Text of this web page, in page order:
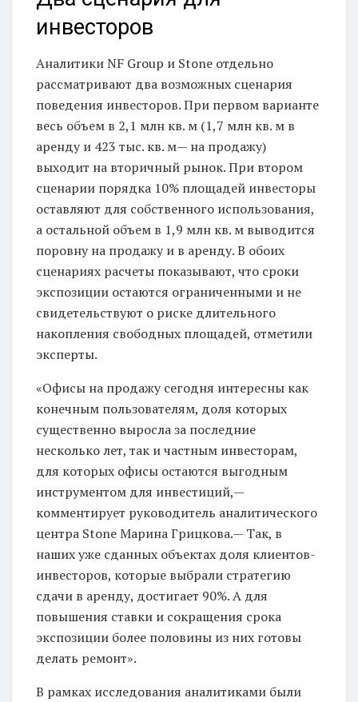
инвесторов
Аналитики NF Group и Stone отдельно
рассматривают два возможных сценария
поведения инвесторов. При первом варианте
весь объем в 2,1 млн кв. м (1,7 млн кв. м в
аренду и 423 тыс. кв. м— на продажу)
выходит на вторичный рынок. При втором
сценарии порядка 10% площадей инвесторы
оставляют для собственного использования,
а остальной объем в 1,9 млн кв. м выводится
поровну на продажу и в аренду. В обоих
сценариях расчеты показывают, что сроки
экспозиции остаются ограниченными и не
свидетельствуют о риске длительного
накопления свободных площадей, отметили
эксперты.
«Офисы на продажу сегодня интересны как
конечным пользователям, доля которых
существенно выросла за последние
несколько лет, так и частным инвесторам,
для которых офисы остаются выгодным
инструментом для инвестиций,—
комментирует руководитель аналитического
центра Stone Марина Грицкова.— Так, в
наших уже сданных объектах доля клиентов-
инвесторов, которые выбрали стратегию
сдачи в аренду, достигает 90%. А для
повышения ставки и сокращения срока
экспозиции более половины из них готовы
делать ремонт».
В рамках исследования аналитиками были